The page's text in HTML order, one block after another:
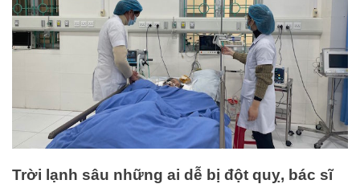
Trời lạnh sâu những ai dễ bị đột quỵ, bác sĩ